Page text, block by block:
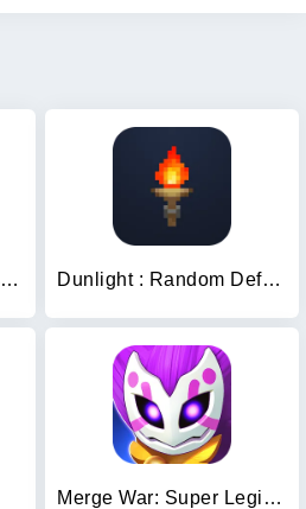
Warzone - turn based strategy Dunlight : Random Defense
Merge War: Super Legion Master